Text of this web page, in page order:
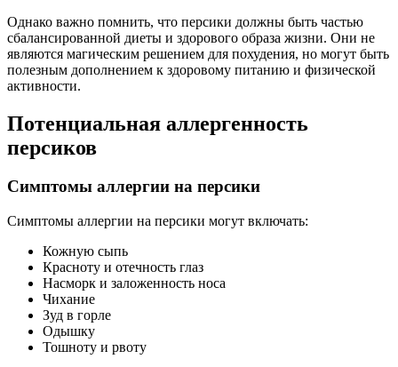
Однако важно помнить, что персики должны быть частью
сбалансированной диеты и здорового образа жизни. Они не
являются магическим решением для похудения, но могут быть
полезным дополнением к здоровому питанию и физической
активности.
Потенциальная аллергенность
персиков
Симптомы аллергии на персики
Симптомы аллергии на персики могут включать:
Кожную сыпь
Красноту и отечность глаз
Насморк и заложенность носа
Чихание
Зуд в горле
Одышку
Тошноту и рвоту